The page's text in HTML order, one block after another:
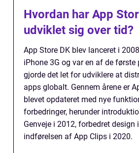
Hvordan har App
udviklet sig over tid?
App Store DK blev lanceret i
iPhone 3G og var en af de første
gjorde det let for udviklere at
apps globalt. Gennem årene er
blevet opdateret med nye
forbedringer, herunder
Genveje i 2012, forbedret design
indførelsen af App Clips i 2020.